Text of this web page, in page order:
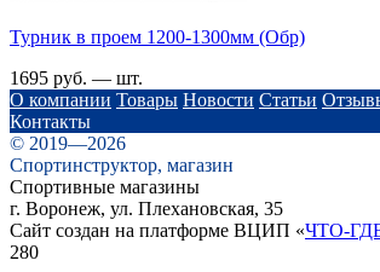
Турник в проем 1200-1300мм (Обр)
1695 руб. — шт.
О компании Товары Новости Статьи
Контакты
© 2019—2026
Спортинструктор, магазин
Спортивные магазины
г. Воронеж, ул. Плехановская, 35
Сайт создан на платформе ВЦИП «ЧТО-
280